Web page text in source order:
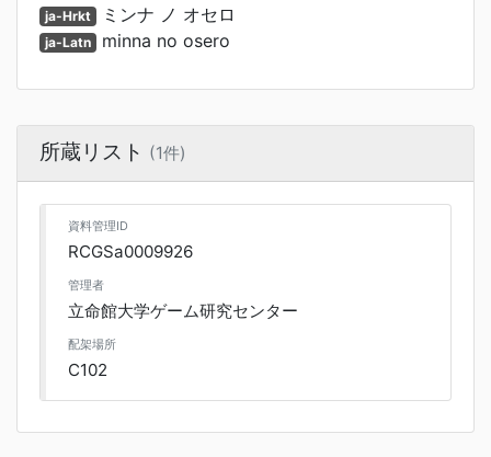
ja-Hrkt ミンナ ノ オセロ
ja-Latn minna no osero
所蔵リスト (1件)
資料管理ID
RCGSa0009926
管理者
立命館大学ゲーム研究センター
配架場所
C102